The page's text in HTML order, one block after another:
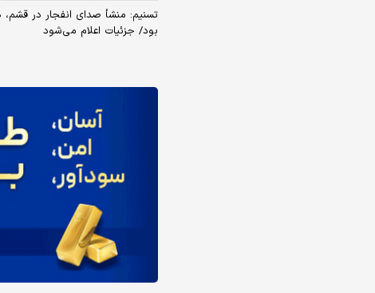
تسنیم: منشأ صدای انفجار در
بود/ جزئیات اعلام می‌شود